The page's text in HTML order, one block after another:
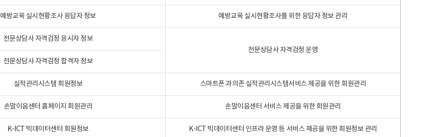
예방교육 실시현황조사 응답자 정보 예방교육 실시현황조사를 위한 응답자 정보 관리
전문상담사 자격검정 응시자 정보
전문상담사 자격검정 운영
전문상담사 자격검정 합격자 정보
실적관리시스템 회원정보 스마트폰 과의존 실적관리시스템서비스 제공을 위한 회원관리
손말이음센터 홈페이지 회원관리 손말이음센터 서비스 제공을 위한 회원관리
K-ICT 빅데이터센터 회원정보 K-ICT 빅데이터센터 인프라 운영 등 서비스 제공을 위한 회원정보 관리